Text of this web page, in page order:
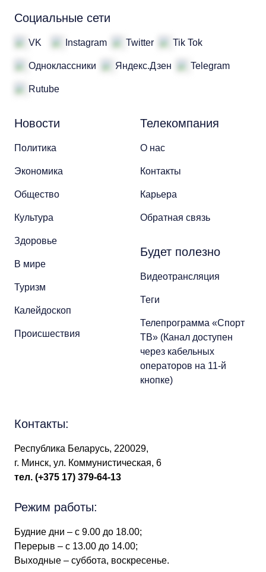
Новости
Политика
Экономика
Общество
Культура
Здоровье
В мире
Туризм
Калейдоскоп
Происшествия
Телекомпания
О нас
Контакты
Карьера
Обратная связь
Будет полезно
Видеотрансляция
Теги
Телепрограмма «Спорт
ТВ» (Канал доступен
через кабельных
операторов на 11-й
кнопке)
Социальные сети
VK Instagram Twitter Tik Tok
Одноклассники Яндекс.Дзен Telegram
Rutube
Контакты:
Республика Беларусь, 220029,
г. Минск, ул. Коммунистическая, 6
тел. (+375 17) 379-64-13
Режим работы:
Будние дни – с 9.00 до 18.00;
Перерыв – с 13.00 до 14.00;
Выходные – суббота, воскресенье.